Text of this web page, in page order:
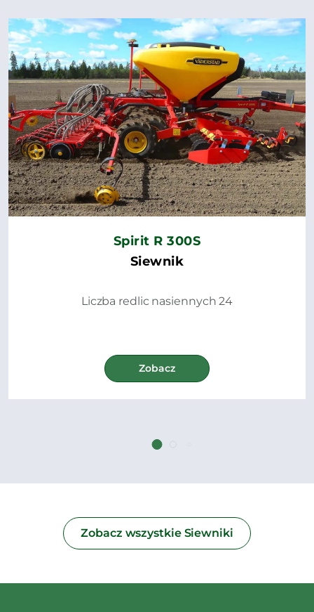
Spirit R 300S
Siewnik
Liczba redlic nasiennych 24
Zobacz
Zobacz wszystkie Siewniki